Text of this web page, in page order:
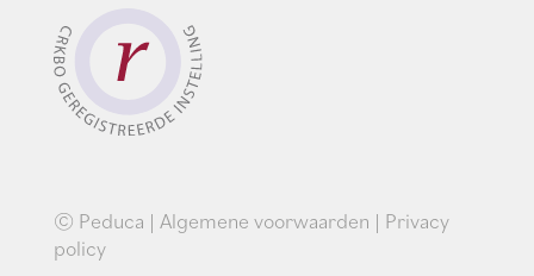
© Peduca | Algemene voorwaarden | Privacy
policy